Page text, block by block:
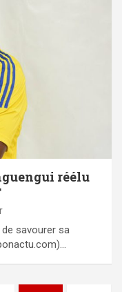
réélu
savourer sa